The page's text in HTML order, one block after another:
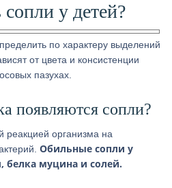
у детей?
по характеру выделений
от цвета и консистенции
пазухах.
появляются сопли?
реакцией организма на
Обильные сопли у
белка муцина и солей.